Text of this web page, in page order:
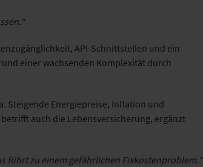
API-Schnittstellen und ein
einer wachsenden Komplexität durch
Steigende Energiepreise, Inflation und
auch die Lebensversicherung, ergänzt
führt zu einem gefährlichen Fixkostenproblem.“